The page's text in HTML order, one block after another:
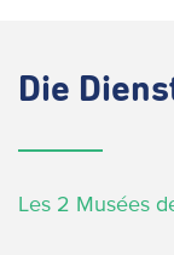
Die
Les 2 Musées